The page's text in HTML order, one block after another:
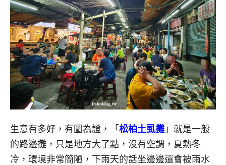
生意有多好，有圖為證，「 松柏土虱攤 」就是一般
的路邊攤，只是地方大了點，沒有空調，夏熱冬
冷，環境非常簡陋，下雨天的話坐邊邊還會被雨水